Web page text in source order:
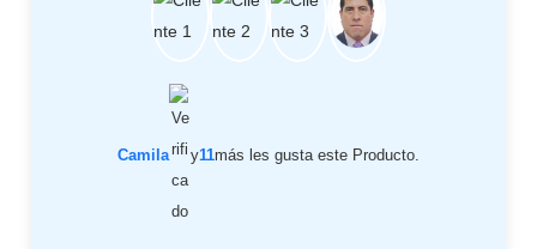
Camila y11más les gusta este Producto.